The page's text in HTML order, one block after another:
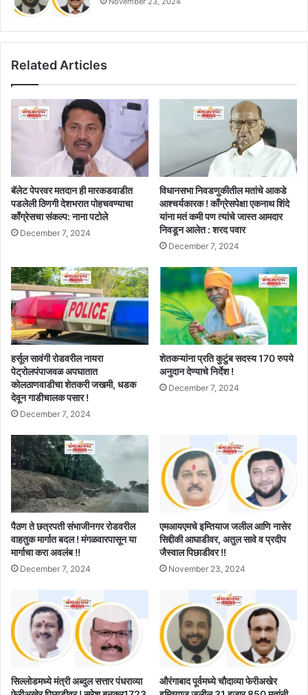
Related Articles
बॅलेट पेपरवर मतदान ही मारकडवाडीत
पडलेली ठिणगी देशभरात पोहचवण्याचा
काँग्रेसचा संकल्प: नाना पटोले
December 7, 2024
विधानसभा निवडणुकीतील मतांचे आकडे
आश्चर्यकारक ! काँग्रेसपेक्षा एकनाथ शिंदे
यांना मतं कमी पण त्यांचे जास्त आमदार
निवडून आलेत : शरद पवार
December 7, 2024
हर्सूल सावंगी रोडवरील नायरा
पेट्रोलपंपाजवळ अपघातात
कोलठाणवाडीचा शेतकरी जखमी, धडक
देवून गाडीचालक पसार !
December 7, 2024
शेतकऱ्यांना प्रति कुटुंब सदस्य 170 रुपये
अनुदान देण्याचे निर्देश !
December 7, 2024
पैठण ते छत्रपती संभाजीनगर रोडवरील
वाहतुक मार्गात बदल ! मंगळवारपासून या
मार्गाचा करा अवलंब !!
December 7, 2024
एमआयएमचे इम्तियाज जलील आणि नासेर
सिद्दीकी आघाडीवर, अतुल सावे व प्रदीप
जैस्वाल पिछाडीवर !!
November 23, 2024
सिल्लोडमध्ये मंत्री अब्दुल सत्तार पंधराव्या
औरंगाबाद पूर्वमध्ये चौदाव्या फेरीअखेर